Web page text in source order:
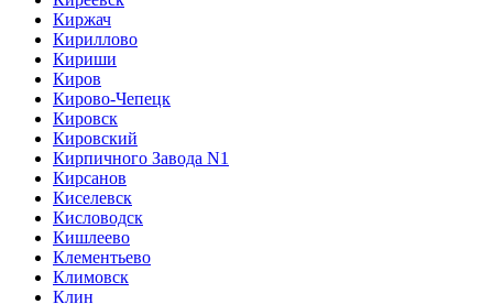
Киржач
Кириллово
Кириши
Киров
Кирово-Чепецк
Кировск
Кировский
Кирпичного Завода N1
Кирсанов
Киселевск
Кисловодск
Кишлеево
Клементьево
Климовск
Клин